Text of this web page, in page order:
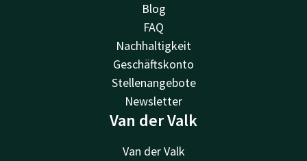
Blog
FAQ
Nachhaltigkeit
Geschäftskonto
Stellenangebote
Newsletter
Van der Valk
Van der Valk